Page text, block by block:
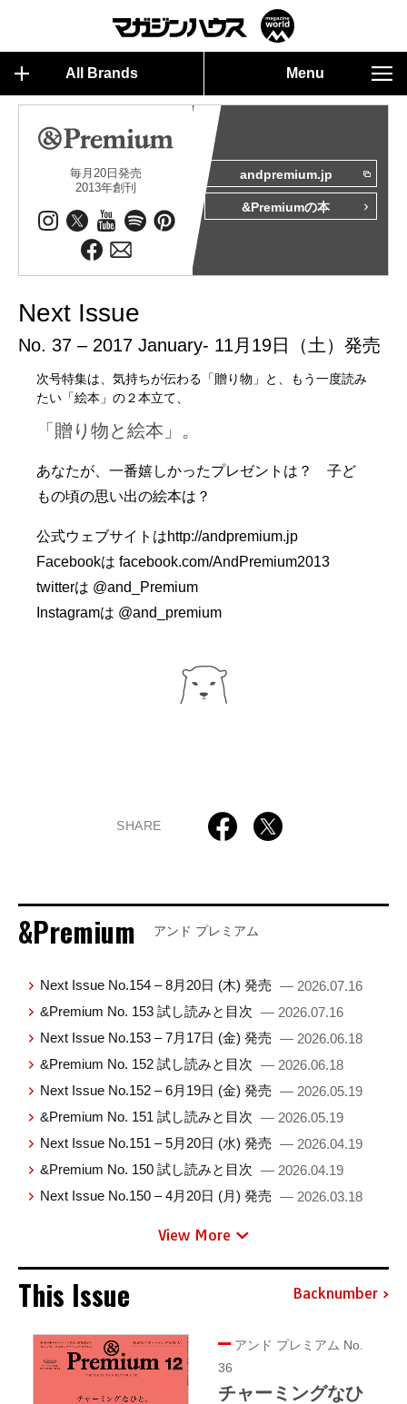
All Brands Menu
毎月20日発売
2013年創刊
andpremium.jp
&Premiumの本
Next Issue
No. 37 – 2017 January- 11月19日（土）発売
次号特集は、気持ちが伝わる「贈り物」と、もう一度読み
たい「絵本」の２本立て、
「贈り物と絵本」。
あなたが、一番嬉しかったプレゼントは？ 子ど
もの頃の思い出の絵本は？
公式ウェブサイトはhttp://andpremium.jp
Facebookはfacebook.com/AndPremium2013
twitterは @and_Premium
Instagramは @and_premium
SHARE
&Premium アンド プレミアム
Next Issue No.154 – 8月20日 (木) 発売 — 2026.07.16
&Premium No. 153 試し読みと目次 — 2026.07.16
Next Issue No.153 – 7月17日 (金) 発売 — 2026.06.18
&Premium No. 152 試し読みと目次 — 2026.06.18
Next Issue No.152 – 6月19日 (金) 発売 — 2026.05.19
&Premium No. 151 試し読みと目次 — 2026.05.19
Next Issue No.151 – 5月20日 (水) 発売 — 2026.04.19
&Premium No. 150 試し読みと目次 — 2026.04.19
Next Issue No.150 – 4月20日 (月) 発売 — 2026.03.18
View More
This Issue Backnumber
アンド プレミアム No.
36
チャーミングなひ